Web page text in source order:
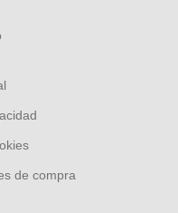
de compra